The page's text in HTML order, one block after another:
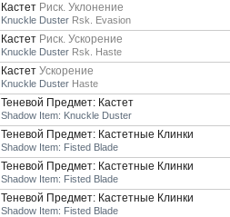
Кастет Риск. Уклонение
Knuckle Duster Rsk. Evasion
Кастет Риск. Ускорение
Knuckle Duster Rsk. Haste
Кастет Ускорение
Knuckle Duster Haste
Теневой Предмет: Кастет
Shadow Item: Knuckle Duster
Теневой Предмет: Кастетные Клинки
Shadow Item: Fisted Blade
Теневой Предмет: Кастетные Клинки
Shadow Item: Fisted Blade
Теневой Предмет: Кастетные Клинки
Shadow Item: Fisted Blade